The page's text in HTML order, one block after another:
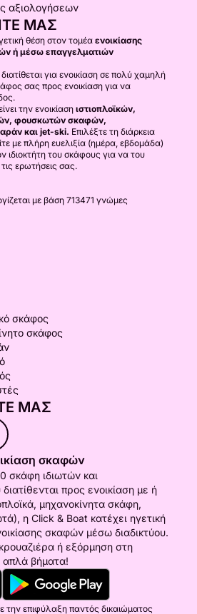
αξιολογήσεων
ΜΑΣ
θέση στον τομέα ενοικίασης
ή μέσω επαγγελματιών
για ενοικίαση σε πολύ χαμηλή
σας προς ενοικίαση για να
την ενοικίαση ιστιοπλοϊκών,
φουσκωτών σκαφών,
και jet-ski. Επιλέξτε τη διάρκεια
με πλήρη ευελιξία (ημέρα, εβδομάδα)
ιδιοκτήτη του σκάφους για να του
ερωτήσεις σας.
με βάση 713471 γνώμες
σκάφος
σκάφος
ΜΑΣ
σκαφών
ιδιωτών και
προς ενοικίαση με ή
μηχανοκίνητα σκάφη,
η Click & Boat κατέχει ηγετική
σκαφών μέσω διαδικτύου.
ή εξόρμηση στη
βήματα!
επιφύλαξη παντός δικαιώματος